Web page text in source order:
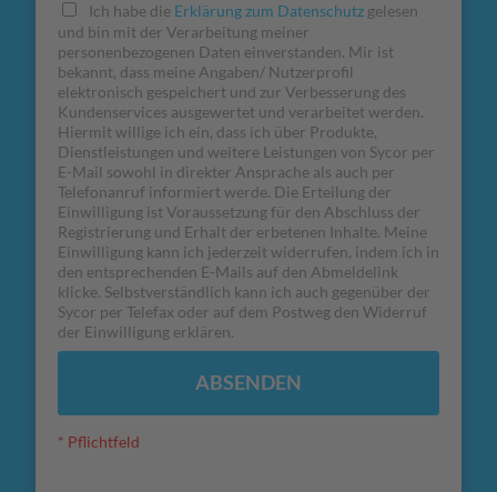
Ich habe die Erklärung zum Datenschutzgelesen
und bin mit der Verarbeitung meiner
personenbezogenen Daten einverstanden. Mir ist
bekannt, dass meine Angaben/ Nutzerprofil
elektronisch gespeichert und zur Verbesserung des
Kundenservices ausgewertet und verarbeitet werden.
Hiermit willige ich ein, dass ich über Produkte,
Dienstleistungen und weitere Leistungen von Sycor per
E-Mail sowohl in direkter Ansprache als auch per
Telefonanruf informiert werde. Die Erteilung der
Einwilligung ist Voraussetzung für den Abschluss der
Registrierung und Erhalt der erbetenen Inhalte. Meine
Einwilligung kann ich jederzeit widerrufen, indem ich in
den entsprechenden E-Mails auf den Abmeldelink
klicke. Selbstverständlich kann ich auch gegenüber der
Sycor per Telefax oder auf dem Postweg den Widerruf
der Einwilligung erklären.
ABSENDEN
* Pflichtfeld